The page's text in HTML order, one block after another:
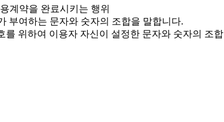
계약을 완료시키는 행위
부여하는 문자와 숫자의 조합을 말합니다.
위하여 이용자 자신이 설정한 문자와 숫자의 조합